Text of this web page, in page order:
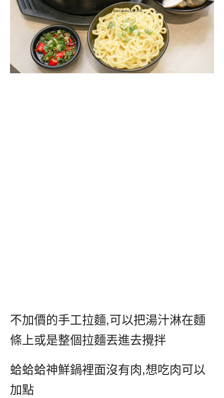
不加價的手工拉麵,可以把湯汁淋在麵
條上或是整個拉麵丟進去攪拌
蛤蛤蛤神鮮鍋裡面沒有肉,想吃肉可以
加點